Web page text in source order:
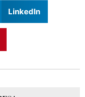
LinkedIn